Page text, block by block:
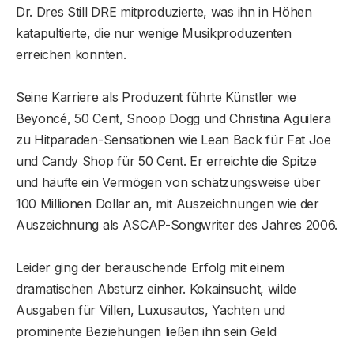
Dr. Dres Still DRE mitproduzierte, was ihn in Höhen
katapultierte, die nur wenige Musikproduzenten
erreichen konnten.
Seine Karriere als Produzent führte Künstler wie
Beyoncé, 50 Cent, Snoop Dogg und Christina Aguilera
zu Hitparaden-Sensationen wie Lean Back für Fat Joe
und Candy Shop für 50 Cent. Er erreichte die Spitze
und häufte ein Vermögen von schätzungsweise über
100 Millionen Dollar an, mit Auszeichnungen wie der
Auszeichnung als ASCAP-Songwriter des Jahres 2006.
Leider ging der berauschende Erfolg mit einem
dramatischen Absturz einher. Kokainsucht, wilde
Ausgaben für Villen, Luxusautos, Yachten und
prominente Beziehungen ließen ihn sein Geld